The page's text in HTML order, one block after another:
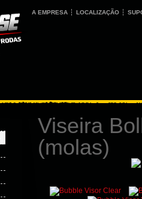
A EMPRESA LOCALIZAÇÃO
Viseira
(molas)